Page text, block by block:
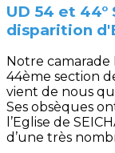
UD 54 et 44°
disparition
Notre camarade
44ème section
vient de nous
Ses obsèques
l’Eglise de
d’une très